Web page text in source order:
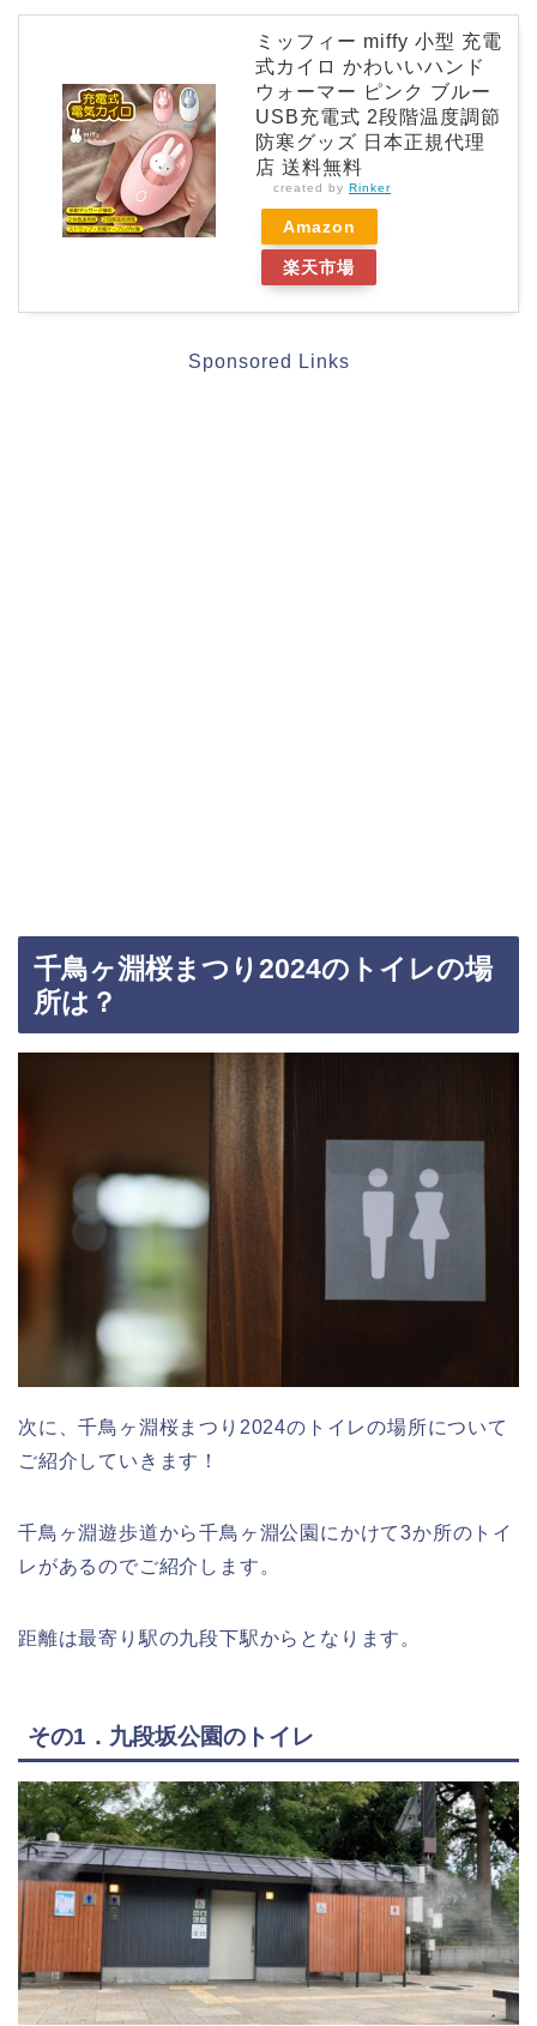
ミッフィー miffy 小型 充電
式カイロ かわいいハンド
ウォーマー ピンク ブルー
USB充電式 2段階温度調節
防寒グッズ 日本正規代理
店 送料無料
created by Rinker
Amazon
楽天市場
Sponsored Links
千鳥ヶ淵桜まつり2024のトイレの場
所は？
次に、千鳥ヶ淵桜まつり2024のトイレの場所について
ご紹介していきます！
千鳥ヶ淵遊歩道から千鳥ヶ淵公園にかけて3か所のトイ
レがあるのでご紹介します。
距離は最寄り駅の九段下駅からとなります。
その1．九段坂公園のトイレ